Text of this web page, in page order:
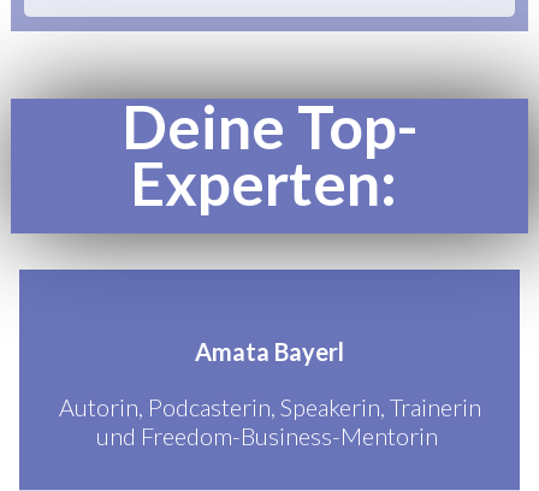
Deine Top-
Experten:
Amata Bayerl
Autorin, Podcasterin, Speakerin, Trainerin
und Freedom-Business-Mentorin